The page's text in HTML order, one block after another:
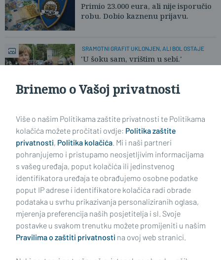
Primio 23.000 eura, ali nije isporučio
robu. Dobio kaznenu prijavu.
SRAMOTNI GRAFIT UKLONJEN, ALI BOL OSTAJE
'U šoku sam, vrištim u sebi.'
Impressum Uvjeti korištenja Politika privatnosti
Politika kolačića Kontakt Pritužbe Suradnici
Brinemo o Vašoj privatnosti
Više o našim Politikama zaštite privatnosti te Politikama
kolačića možete pročitati ovdje: Politika zaštite
privatnosti, Politika kolačića. Mi i naši partneri
pohranjujemo i pristupamo neosjetljivim informacijama
s vašeg uređaja, poput kolačića ili jedinstvenog
identifikatora uređaja te obrađujemo osobne podatke
poput IP adrese i identifikatore kolačića radi obrade
podataka u svrhu prikazivanja personaliziranih oglasa,
mjerenja preferencija naših posjetitelja i sl. Svoje
postavke u svakom trenutku možete promijeniti u našim
Pravilima o zaštiti privatnosti na ovoj web stranici.